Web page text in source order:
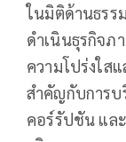
ในมิติด้านธรร
ดำเนินธุรกิจภ
ความโปร่งใส
สำคัญกับการบ
คอร์รัปชัน แล